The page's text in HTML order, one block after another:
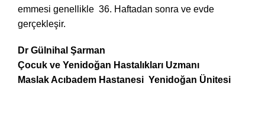
emmesi genellikle 36. Haftadan sonra ve evde
gerçekleşir.
Dr Gülnihal Şarman
Çocuk ve Yenidoğan Hastalıkları Uzmanı
Maslak Acıbadem Hastanesi Yenidoğan Ünitesi